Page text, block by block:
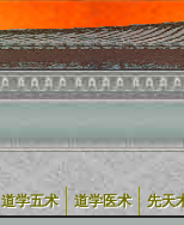
道学五术 道学医术 先天